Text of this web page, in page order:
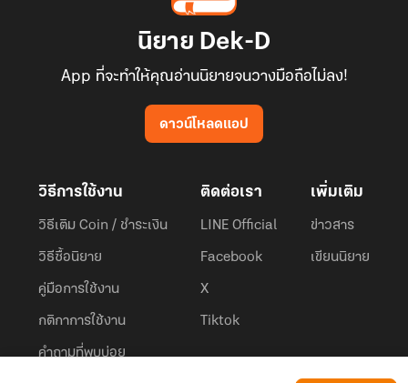
นิยาย Dek-D
App ที่จะทำให้คุณอ่านนิยายจนวางมือถือไม่ลง!
ดาวน์โหลดแอป
วิธีการใช้งาน
วิธีเติม Coin / ชำระเงิน
วิธีซื้อนิยาย
คู่มือการใช้งาน
กติกาการใช้งาน
คำถามที่พบบ่อย
ติดต่อเรา
LINE Official
Facebook
X
Tiktok
เพิ่มเติม
ข่าวสาร
เขียนนิยาย